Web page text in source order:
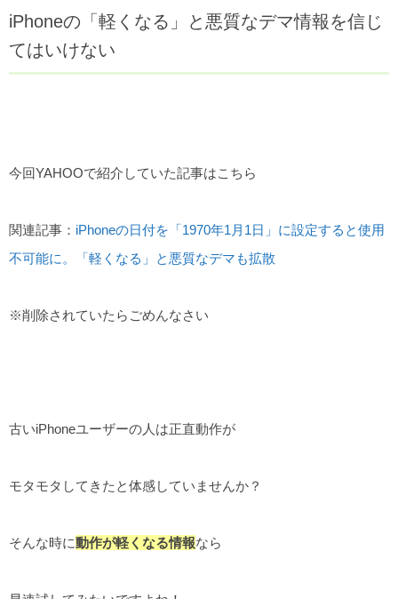
iPhoneの「軽くなる」と悪質なデマ情報を信じ
てはいけない
今回YAHOOで紹介していた記事はこちら
関連記事： iPhoneの日付を「1970年1月1日」に設定すると使用
不可能に。「軽くなる」と悪質なデマも拡散
※削除されていたらごめんなさい
古いiPhoneユーザーの人は正直動作が
モタモタしてきたと体感していませんか？
そんな時に動作が軽くなる情報なら